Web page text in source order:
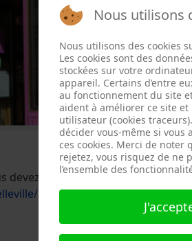
devez
exclusivementutiliser ce
Nous utilisons
Nous utilisons des cookies
Les cookies sont des
stockées sur votre
appareil. Certains d’entre
au fonctionnement du site
aident à améliorer ce site et
utilisateur (cookies
décider vous-même si vous
ces cookies. Merci de noter
rejetez, vous risquez de ne
l’ensemble des